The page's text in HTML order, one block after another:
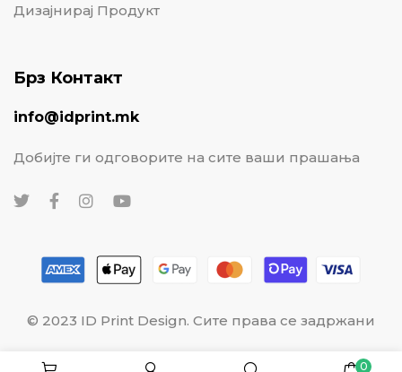
Дизајнирај Продукт
Брз Контакт
info@idprint.mk
Добијте ги одговорите на сите ваши прашања
© 2023 ID Print Design. Сите права се задржани
0